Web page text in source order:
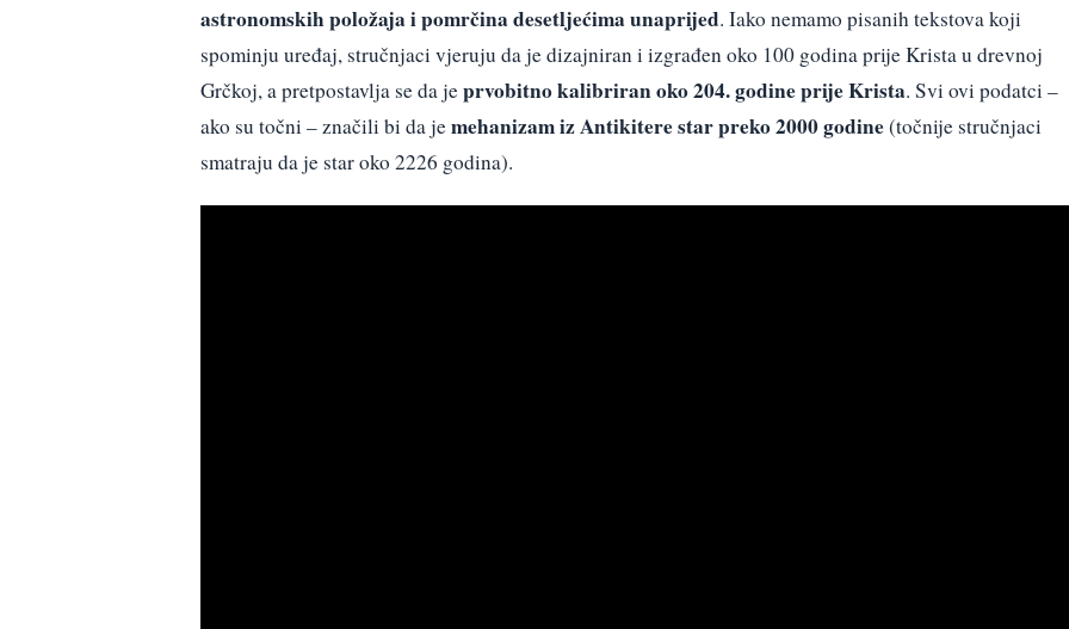
astronomskih položaja i pomrčina desetljećima unaprijed. Iako nemamo pisanih tekstova koji
spominju uređaj, stručnjaci vjeruju da je dizajniran i izgrađen oko 100 godina prije Krista u drevnoj
Grčkoj, a pretpostavlja se da jeprvobitno kalibriran oko 204. godine prije Krista. Svi ovi podatci –
ako su točni – značili bi da jemehanizam iz Antikitere starpreko 2000 godine(točnije stručnjaci
smatraju da je star oko 2226 godina).